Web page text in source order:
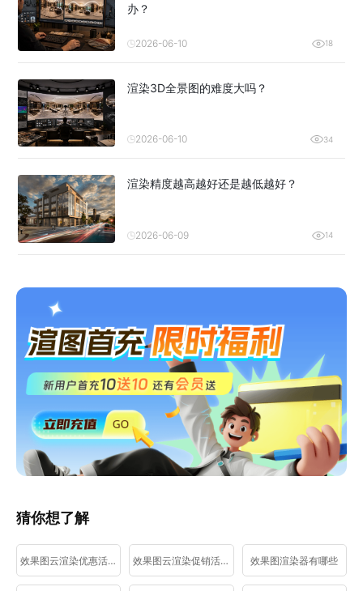
办？
2026-06-10 18
渲染3D全景图的难度大吗？
2026-06-10 34
渲染精度越高越好还是越低越好？
2026-06-09 14
猜你想了解
效果图云渲染优惠活动 效果图云渲染促销活动 效果图渲染器有哪些